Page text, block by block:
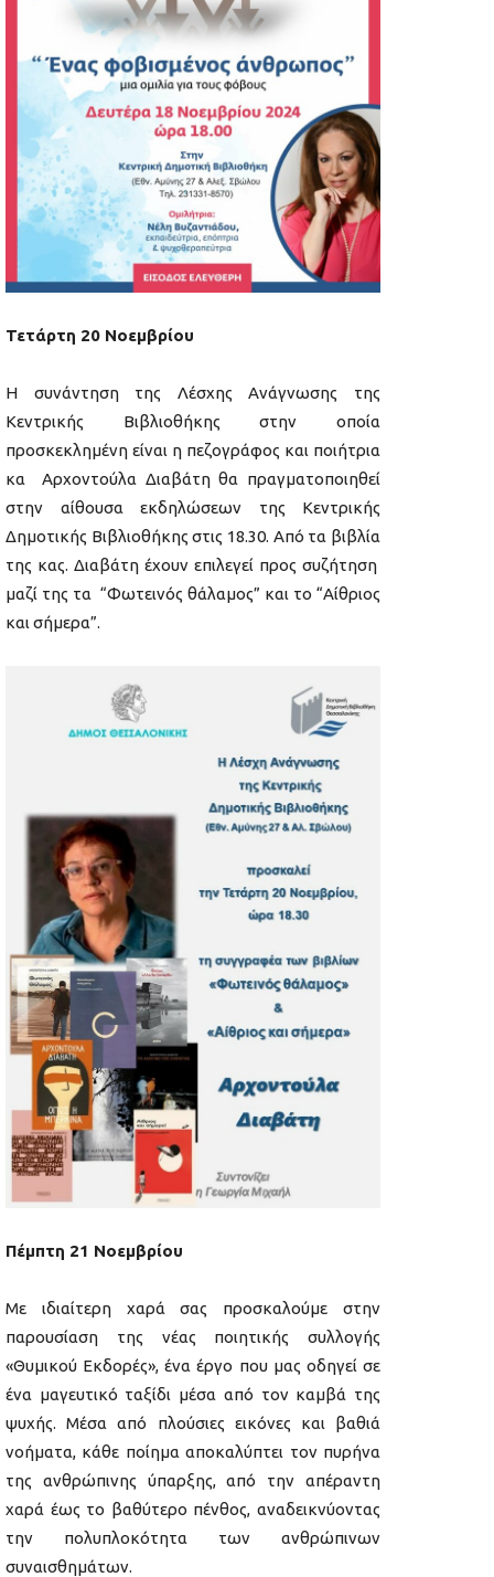
Τετάρτη 20 Νοεμβρίου
Η συνάντηση της Λέσχης Ανάγνωσης της
Κεντρικής Βιβλιοθήκης στην οποία
προσκεκλημένη είναι η πεζογράφος και ποιήτρια
κα Αρχοντούλα Διαβάτη θα πραγματοποιηθεί
στην αίθουσα εκδηλώσεων της Κεντρικής
Δημοτικής Βιβλιοθήκης στις 18.30. Από τα βιβλία
της κας. Διαβάτη έχουν επιλεγεί προς συζήτηση
μαζί της τα “Φωτεινός θάλαμος” και το “Αίθριος
και σήμερα”.
Πέμπτη 21 Νοεμβρίου
Με ιδιαίτερη χαρά σας προσκαλούμε στην
παρουσίαση της νέας ποιητικής συλλογής
«Θυμικού Εκδορές», ένα έργο που μας οδηγεί σε
ένα μαγευτικό ταξίδι μέσα από τον καμβά της
ψυχής. Μέσα από πλούσιες εικόνες και βαθιά
νοήματα, κάθε ποίημα αποκαλύπτει τον πυρήνα
της ανθρώπινης ύπαρξης, από την απέραντη
χαρά έως το βαθύτερο πένθος, αναδεικνύοντας
την πολυπλοκότητα των ανθρώπινων
συναισθημάτων.